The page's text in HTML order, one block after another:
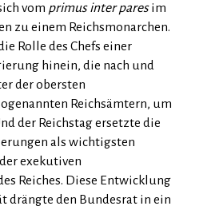
vom primus inter paresim
zu einem Reichsmonarchen.
Rolle des Chefs einer
hinein, die nach und
der obersten
Reichsämtern, um
der Reichstag ersetzte die
als wichtigsten
exekutiven
Reiches. Diese Entwicklung
drängte den Bundesrat in ein